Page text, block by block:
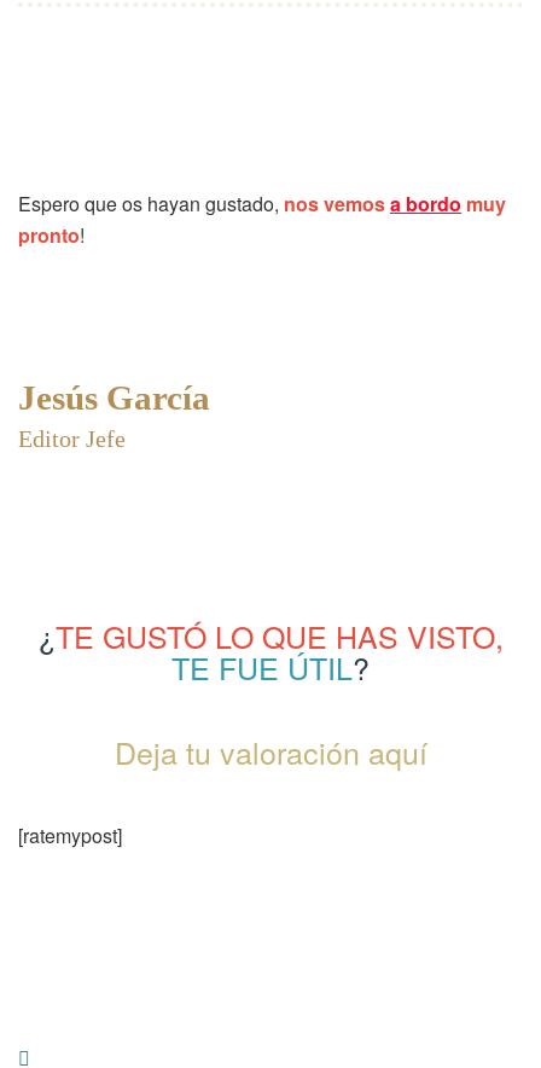
Espero que os hayan gustado, nos vemosa bordo muy
pronto!
Jesús García
Editor Jefe
¿TE GUSTÓ LO QUE HAS VISTO,
TE FUE ÚTIL?
Deja tu valoración aquí
[ratemypost]